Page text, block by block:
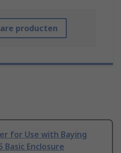
producten
for Use with Baying
Basic Enclosure